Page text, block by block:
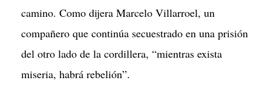
camino. Como dijera Marcelo Villarroel, un
compañero que continúa secuestrado en una prisión
del otro lado de la cordillera, “mientras exista
miseria, habrá rebelión”.